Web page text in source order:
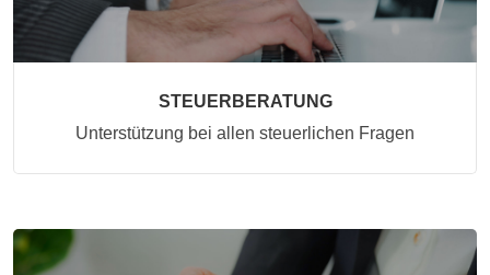
STEUERBERATUNG
Unterstützung bei allen steuerlichen Fragen